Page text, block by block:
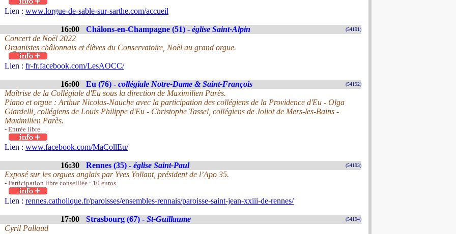
Lien : www.lorgue-de-sable-sur-sarthe.com/accueil
16:00 Châlons-en-Champagne (51) - église Saint-Alpin (54191)
Concert de Noël 2022
Organistes châlonnais et élèves du Conservatoire, Noël au grand orgue.
Lien : fr-fr.facebook.com/LesAOCC/
16:00 Eu (76) - collégiale Notre-Dame & Saint-François (54192)
Maîtrise de la Collégiale d'Eu sous la direction de Maximilien Parès.
Piano et orgue : Arthur Nicolas-Nauche avec la participation des collégiens de la Providence d'Eu - Olga
Giardelli, collégiens de Louis Philippe d'Eu - Christophe Tassel, collégiens de Joliot de Mers-les-Bains -
Maximilien Parès.
- Entrée libre.
Lien : www.facebook.com/MaCollEu/
16:30 Rennes (35) - église Saint-Paul (54193)
Exposé sur les orgues anglais par Yves Yollant, président de l’Apo 35.
- Participation libre conseillée : 10 euros
Lien : rennes.catholique.fr/paroisses/ensembles-rennais/paroisse-saint-jean-xxiii-de-rennes/
17:00 Strasbourg (67) - St-Guillaume (54194)
Cyril Pallaud